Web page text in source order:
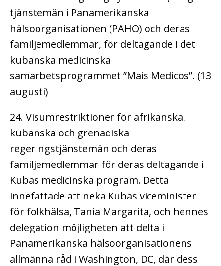
tjänstemän i Panamerikanska
hälsoorganisationen (PAHO) och deras
familjemedlemmar, för deltagande i det
kubanska medicinska
samarbetsprogrammet ”Mais Medicos”. (13
augusti)
24. Visumrestriktioner för afrikanska,
kubanska och grenadiska
regeringstjänstemän och deras
familjemedlemmar för deras deltagande i
Kubas medicinska program. Detta
innefattade att neka Kubas viceminister
för folkhälsa, Tania Margarita, och hennes
delegation möjligheten att delta i
Panamerikanska hälsoorganisationens
allmänna råd i Washington, DC, där dess